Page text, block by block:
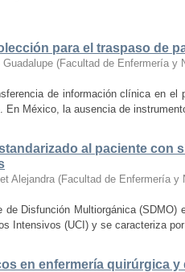
para el traspaso de
(Facultad de Enfermería y
de información clínica en
En México, la ausencia de
al paciente con
Alejandra (Facultad de Enfermería y
de Disfunción Multiorgánica
Intensivos (UCI) y se caracteriza
en enfermería quirúrgica